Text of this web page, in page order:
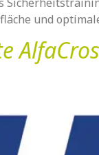
und